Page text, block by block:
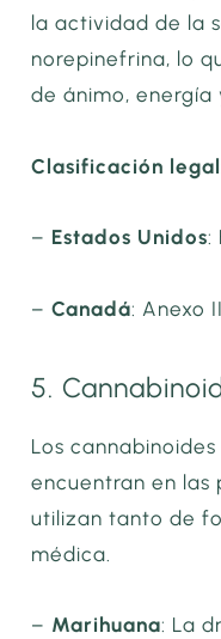
la actividad de la
norepinefrina, lo
de ánimo, energía
Clasificación legal
– Estados Unidos:
–Canadá: Anexo
5.
Los
encuentran en las
utilizan tanto de
médica.
– Marihuana: La